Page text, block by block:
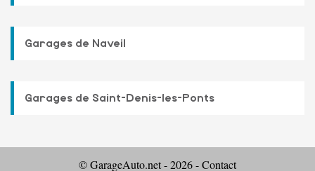
Garages de Naveil
Garages de Saint-Denis-les-Ponts
© GarageAuto.net - 2026 -Contact